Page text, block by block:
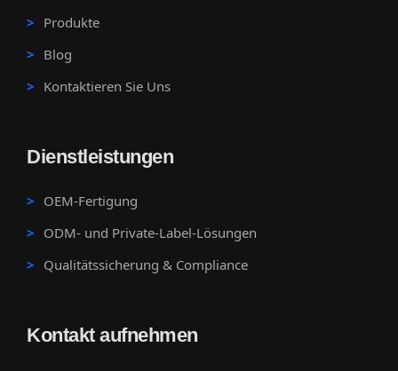
Produkte
Blog
Kontaktieren Sie Uns
Dienstleistungen
OEM-Fertigung
ODM- und Private-Label-Lösungen
Qualitätssicherung & Compliance
Kontakt aufnehmen